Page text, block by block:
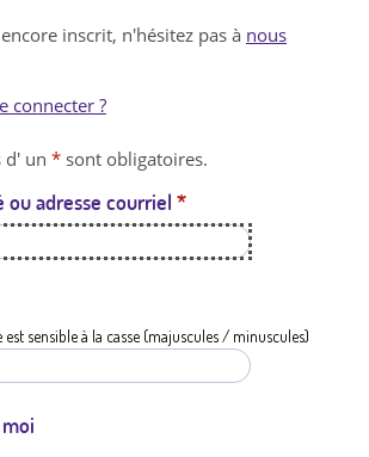
n
t
a
t
i
inscrit, n'hésitez pas à nous
connecter ?
d' un * sont obligatoires.
ou adresse courriel *
sensible à la casse (majuscules / minuscules)